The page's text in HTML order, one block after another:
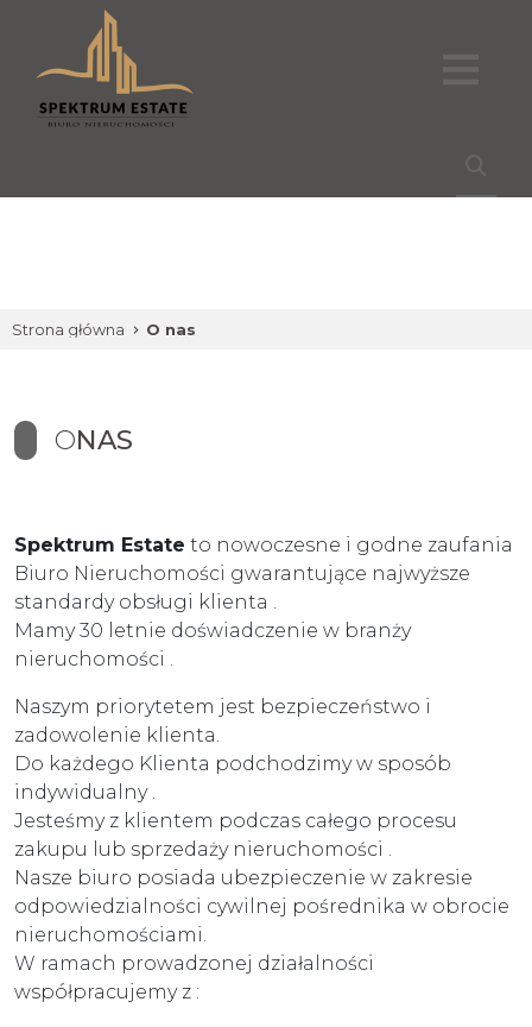
Strona główna O nas
ONAS
Spektrum Estate to nowoczesne i godne zaufania
Biuro Nieruchomości gwarantujące najwyższe
standardy obsługi klienta .
Mamy 30 letnie doświadczenie w branży
nieruchomości .
Naszym priorytetem jest bezpieczeństwo i
zadowolenie klienta.
Do każdego Klienta podchodzimy w sposób
indywidualny .
Jesteśmy z klientem podczas całego procesu
zakupu lub sprzedaży nieruchomości .
Nasze biuro posiada ubezpieczenie w zakresie
odpowiedzialności cywilnej pośrednika w obrocie
nieruchomościami.
W ramach prowadzonej działalności
współpracujemy z :